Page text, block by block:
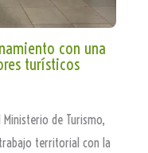
con una
turísticos
de Turismo,
territorial con la